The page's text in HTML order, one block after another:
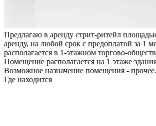
Предлагаю в аренду стрит-ритейл
аренду, на любой срок с предоплатой за 1
располагается в 1-этажном торгово-
Помещение располагается на 1 этаже
Возможное назначение помещения -
Где находится